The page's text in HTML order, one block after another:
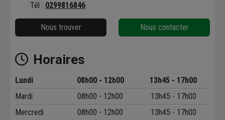
Tél : 0299816846
Nous trouver Nous contacter
Horaires
Lundi 08h00 - 12h00
13h45 - 17h00
Mardi
08h00 - 12h00
13h45 - 17h00
Mercredi
08h00 - 12h00
13h45 - 17h00